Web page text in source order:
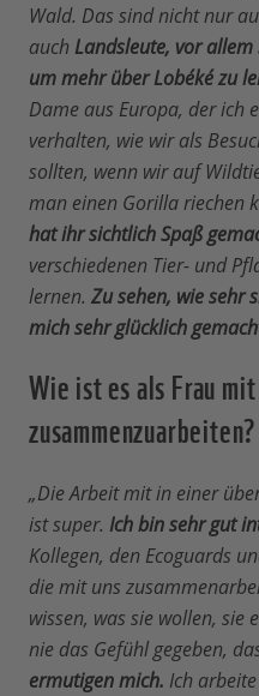
Wald. Das sind nicht nur
auch Landsleute, vor
um mehr über Lobéké zu
Dame aus Europa, der ich
verhalten, wie wir als
sollten, wenn wir auf
man einen Gorilla riechen
hat ihr sichtlich Spaß
verschiedenen Tier- und
lernen. Zu sehen, wie sehr
mich sehr glücklich
Wie ist es als Frau
zusammenzuarbeiten?
„Die Arbeit mit in einer
ist super. Ich bin sehr gut
Kollegen, den Ecoguards
die mit uns
wissen, was sie wollen,
nie das Gefühl gegeben,
ermutigen mich. Ich